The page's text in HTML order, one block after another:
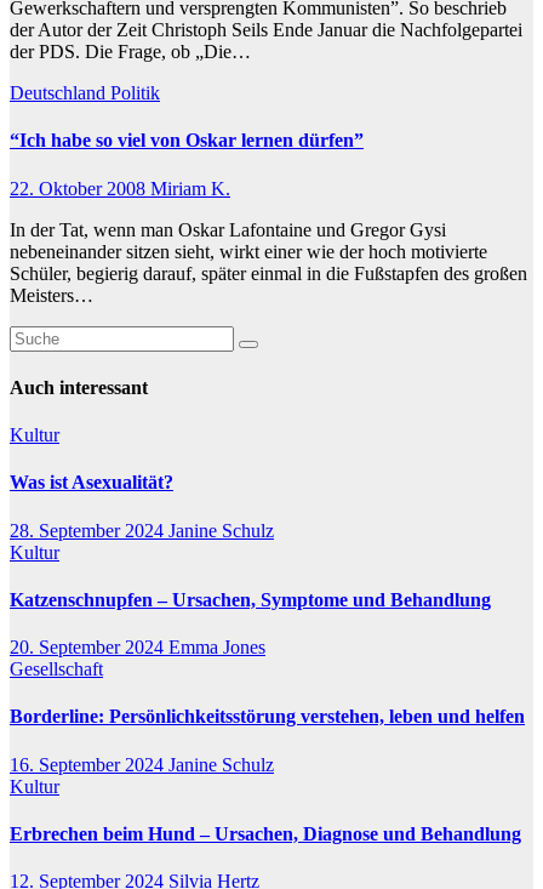
Gewerkschaftern und versprengten Kommunisten”. So beschrieb
der Autor der Zeit Christoph Seils Ende Januar die Nachfolgepartei
der PDS. Die Frage, ob „Die…
Deutschland Politik
“Ich habe so viel von Oskar lernen dürfen”
22. Oktober 2008 Miriam K.
In der Tat, wenn man Oskar Lafontaine und Gregor Gysi
nebeneinander sitzen sieht, wirkt einer wie der hoch motivierte
Schüler, begierig darauf, später einmal in die Fußstapfen des großen
Meisters…
Auch interessant
Kultur
Was ist Asexualität?
28. September 2024 Janine Schulz
Kultur
Katzenschnupfen – Ursachen, Symptome und Behandlung
20. September 2024 Emma Jones
Gesellschaft
Borderline: Persönlichkeitsstörung verstehen, leben und helfen
16. September 2024 Janine Schulz
Kultur
Erbrechen beim Hund – Ursachen, Diagnose und Behandlung
12. September 2024 Silvia Hertz